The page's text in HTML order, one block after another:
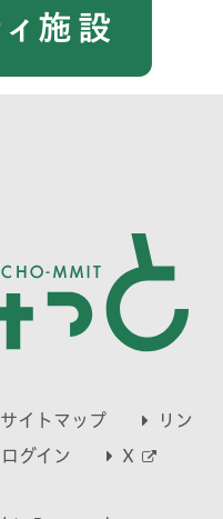
サイトマップ
リン
ログイン X
別